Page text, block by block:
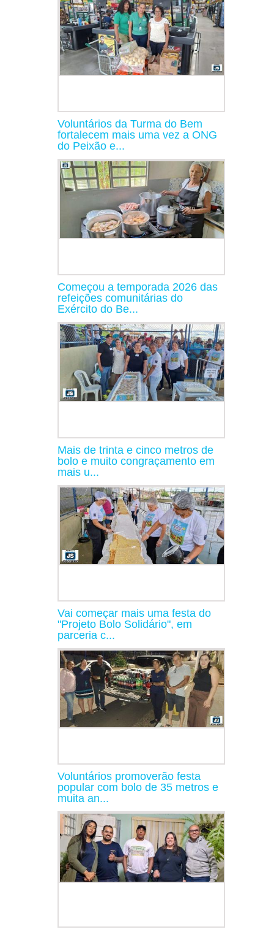
Voluntários da Turma do Bem
fortalecem mais uma vez a ONG
do Peixão e...
Começou a temporada 2026 das
refeições comunitárias do
Exército do Be...
Mais de trinta e cinco metros de
bolo e muito congraçamento em
mais u...
Vai começar mais uma festa do
"Projeto Bolo Solidário", em
parceria c...
Voluntários promoverão festa
popular com bolo de 35 metros e
muita an...